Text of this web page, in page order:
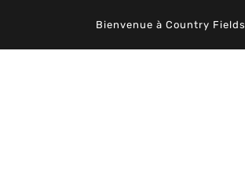
CONTENU
Bienvenue à Country Fields